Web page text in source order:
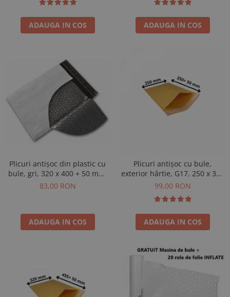
ADAUGA IN COS ADAUGA IN COS
Plicuri antișoc din plastic cu
bule, gri, 320 x 400 + 50 mm,
50 buc
83,00 RON
ADAUGA IN COS
Plicuri antișoc cu bule,
exterior hârtie, G17, 250 x 350
+ 50 mm, 100 buc
99,00 RON
ADAUGA IN COS